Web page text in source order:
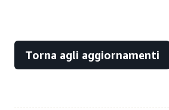
Torna agli aggiornamenti